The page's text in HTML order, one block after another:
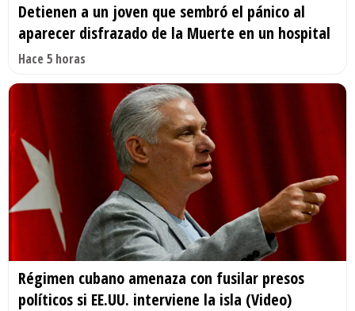
Detienen a un joven que sembró el pánico al
aparecer disfrazado de la Muerte en un hospital
Hace 5 horas
Régimen cubano amenaza con fusilar presos
políticos si EE.UU. interviene la isla (Video)